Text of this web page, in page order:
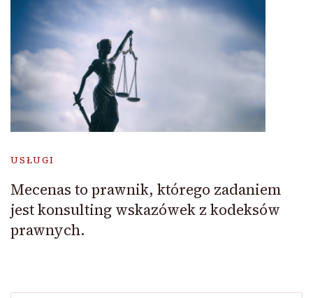
USŁUGI
Mecenas to prawnik, którego zadaniem
jest konsulting wskazówek z kodeksów
prawnych.